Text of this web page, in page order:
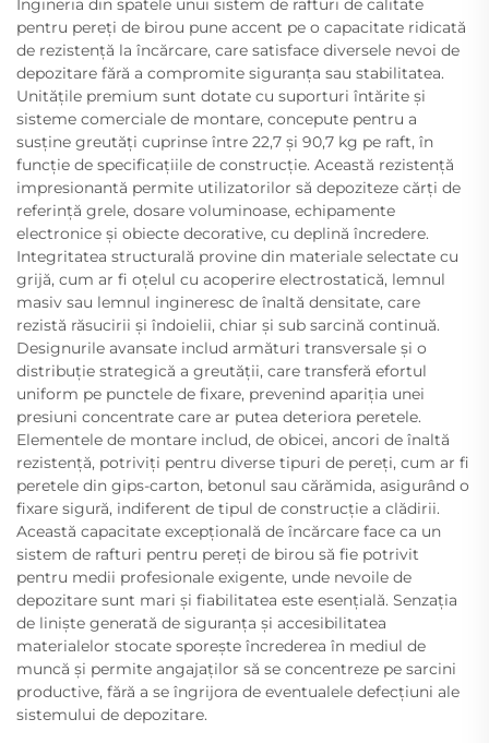
Ingineria din spatele unui sistem de rafturi de calitate
pentru pereți de birou pune accent pe o capacitate ridicată
de rezistență la încărcare, care satisface diversele nevoi de
depozitare fără a compromite siguranța sau stabilitatea.
Unitățile premium sunt dotate cu suporturi întărite și
sisteme comerciale de montare, concepute pentru a
susține greutăți cuprinse între 22,7 și 90,7 kg pe raft, în
funcție de specificațiile de construcție. Această rezistență
impresionantă permite utilizatorilor să depoziteze cărți de
referință grele, dosare voluminoase, echipamente
electronice și obiecte decorative, cu deplină încredere.
Integritatea structurală provine din materiale selectate cu
grijă, cum ar fi oțelul cu acoperire electrostatică, lemnul
masiv sau lemnul ingineresc de înaltă densitate, care
rezistă răsucirii și îndoielii, chiar și sub sarcină continuă.
Designurile avansate includ armături transversale și o
distribuție strategică a greutății, care transferă efortul
uniform pe punctele de fixare, prevenind apariția unei
presiuni concentrate care ar putea deteriora peretele.
Elementele de montare includ, de obicei, ancori de înaltă
rezistență, potriviți pentru diverse tipuri de pereți, cum ar fi
peretele din gips-carton, betonul sau cărămida, asigurând o
fixare sigură, indiferent de tipul de construcție a clădirii.
Această capacitate excepțională de încărcare face ca un
sistem de rafturi pentru pereți de birou să fie potrivit
pentru medii profesionale exigente, unde nevoile de
depozitare sunt mari și fiabilitatea este esențială. Senzația
de liniște generată de siguranța și accesibilitatea
materialelor stocate sporește încrederea în mediul de
muncă și permite angajaților să se concentreze pe sarcini
productive, fără a se îngrijora de eventualele defecțiuni ale
sistemului de depozitare.